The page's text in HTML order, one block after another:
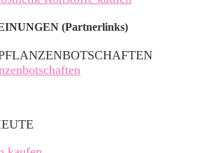
(Partnerlinks)